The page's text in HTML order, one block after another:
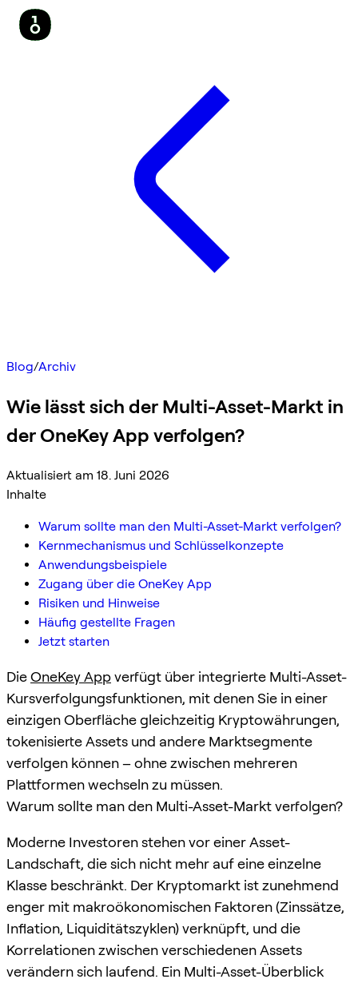
Blog/Archiv
Wie lässt sich der Multi-Asset-Markt in
der OneKey App verfolgen?
Aktualisiert am 18. Juni 2026
Inhalte
Warum sollte man den Multi-Asset-Markt verfolgen?
Kernmechanismus und Schlüsselkonzepte
Anwendungsbeispiele
Zugang über die OneKey App
Risiken und Hinweise
Häufig gestellte Fragen
Jetzt starten
DieOneKey Appverfügt über integrierte Multi-Asset-
Kursverfolgungsfunktionen, mit denen Sie in einer
einzigen Oberfläche gleichzeitig Kryptowährungen,
tokenisierte Assets und andere Marktsegmente
verfolgen können – ohne zwischen mehreren
Plattformen wechseln zu müssen.
Warum sollte man den Multi-Asset-Markt verfolgen?
Moderne Investoren stehen vor einer Asset-
Landschaft, die sich nicht mehr auf eine einzelne
Klasse beschränkt. Der Kryptomarkt ist zunehmend
enger mit makroökonomischen Faktoren (Zinssätze,
Inflation, Liquiditätszyklen) verknüpft, und die
Korrelationen zwischen verschiedenen Assets
verändern sich laufend. Ein Multi-Asset-Überblick